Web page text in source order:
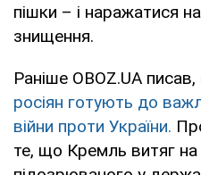
пішки – і наражатися
знищення.
Раніше OBOZ.UA
росіян готують до
війни проти України.
те, що Кремль витяг на